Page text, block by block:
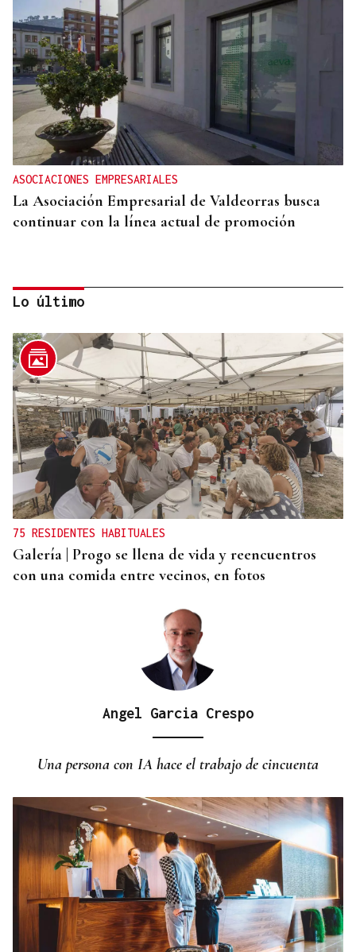
ASOCIACIONES EMPRESARIALES
La Asociación Empresarial de Valdeorras busca
continuar con la línea actual de promoción
DISTRIBUIDORA FAMILIAR
Gaseosas Roca, medio siglo creciendo junto a
Valdeorras y Coca-Cola
Lo último
75 RESIDENTES HABITUALES
Galería | Progo se llena de vida y reencuentros
con una comida entre vecinos, en fotos
Angel Garcia Crespo
Una persona con IA hace el trabajo de cincuenta